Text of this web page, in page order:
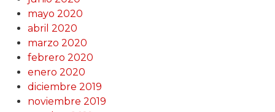
mayo 2020
abril 2020
marzo 2020
febrero 2020
enero 2020
diciembre 2019
noviembre 2019